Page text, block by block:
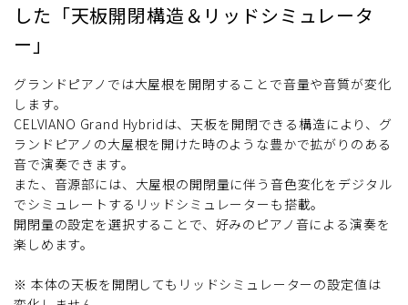
した「天板開閉構造＆リッドシミュレータ
ー」
グランドピアノでは大屋根を開閉することで音量や音質が変化
します。
CELVIANO Grand Hybridは、天板を開閉できる構造により、グ
ランドピアノの大屋根を開けた時のような豊かで拡がりのある
音で演奏できます。
また、音源部には、大屋根の開閉量に伴う音色変化をデジタル
でシミュレートするリッドシミュレーターも搭載。
開閉量の設定を選択することで、好みのピアノ音による演奏を
楽しめます。
※ 本体の天板を開閉してもリッドシミュレーターの設定値は